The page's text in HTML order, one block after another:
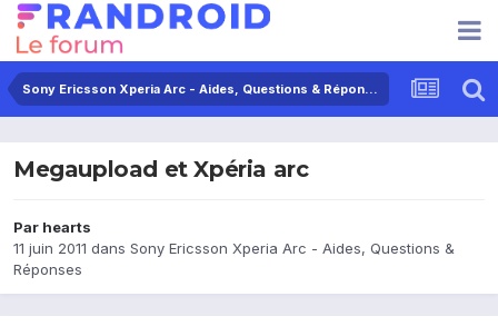
Sony Ericsson Xperia Arc - Aides, Questions & Réponses
Megaupload et Xpéria arc
Par hearts
11 juin 2011 dans Sony Ericsson Xperia Arc - Aides, Questions &
Réponses